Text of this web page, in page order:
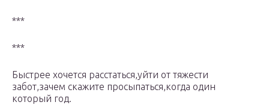
***
***
Быстрее хочется расстаться,уйти от тяжести
забот,зачем скажите просыпаться,когда один
который год.